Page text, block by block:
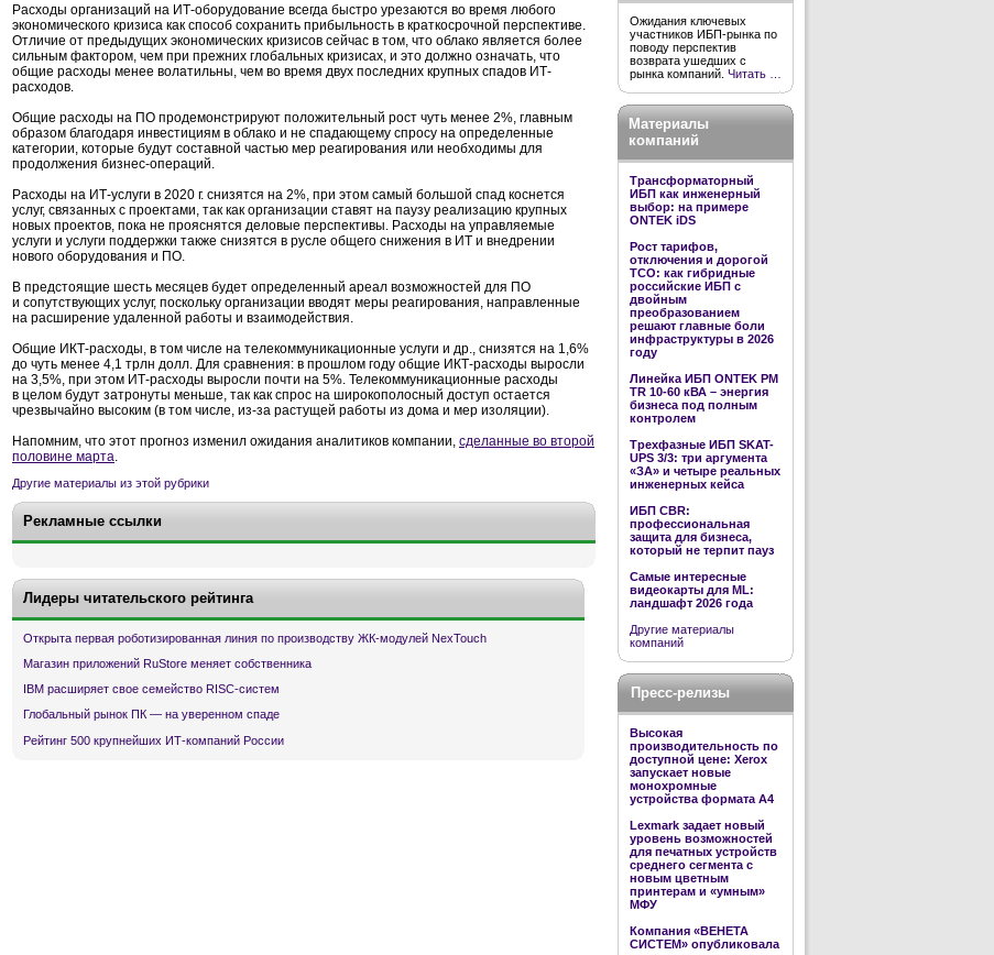
Расходы организаций на ИТ-оборудование всегда быстро урезаются во время любого
экономического кризиса как способ сохранить прибыльность в краткосрочной перспективе.
Отличие от предыдущих экономических кризисов сейчас в том, что облако является более
сильным фактором, чем при прежних глобальных кризисах, и это должно означать, что
общие расходы менее волатильны, чем во время двух последних крупных спадов ИТ-
расходов.
Общие расходы на ПО продемонстрируют положительный рост чуть менее 2%, главным
образом благодаря инвестициям в облако и не спадающему спросу на определенные
категории, которые будут составной частью мер реагирования или необходимы для
продолжения бизнес-операций.
Расходы на ИТ-услуги в 2020 г. снизятся на 2%, при этом самый большой спад коснется
услуг, связанных с проектами, так как организации ставят на паузу реализацию крупных
новых проектов, пока не прояснятся деловые перспективы. Расходы на управляемые
услуги и услуги поддержки также снизятся в русле общего снижения в ИТ и внедрении
нового оборудования и ПО.
В предстоящие шесть месяцев будет определенный ареал возможностей для ПО
и сопутствующих услуг, поскольку организации вводят меры реагирования, направленные
на расширение удаленной работы и взаимодействия.
Общие ИКТ-расходы, в том числе на телекоммуникационные услуги и др., снизятся на 1,6%
до чуть менее 4,1 трлн долл. Для сравнения: в прошлом году общие ИКТ-расходы выросли
на 3,5%, при этом ИТ-расходы выросли почти на 5%. Телекоммуникационные расходы
в целом будут затронуты меньше, так как спрос на широкополосный доступ остается
чрезвычайно высоким (в том числе, из-за растущей работы из дома и мер изоляции).
Напомним, что этот прогноз изменил ожидания аналитиков компании, сделанные во второй
половине марта
Другие материалы из этой рубрики
Рекламные ссылки
Лидеры читательского рейтинга
Открыта первая роботизированная линия по производству ЖК-модулей NexTouch
Магазин приложений RuStore меняет собственника
IBM расширяет свое семейство RISC-систем
Глобальный рынок ПК — на уверенном спаде
Рейтинг 500 крупнейших ИТ-компаний России
Ожидания ключевых
участников ИБП-рынка по
поводу перспектив
возврата ушедших с
рынка компаний. Читать …
Материалы
компаний
Трансформаторный
ИБП как инженерный
выбор: на примере
ONTEK iDS
Рост тарифов,
отключения и дорогой
TCO: как гибридные
российские ИБП с
двойным
преобразованием
решают главные боли
инфраструктуры в 2026
году
Линейка ИБП ONTEK PM
TR 10-60 кВА – энергия
бизнеса под полным
контролем
Трехфазные ИБП SKAT-
UPS 3/3: три аргумента
«ЗА» и четыре реальных
инженерных кейса
ИБП CBR:
профессиональная
защита для бизнеса,
который не терпит пауз
Самые интересные
видеокарты для ML:
ландшафт 2026 года
Другие материалы
компаний
Пресс-релизы
Высокая
производительность по
доступной цене: Xerox
запускает новые
монохромные
устройства формата А4
Lexmark задает новый
уровень возможностей
для печатных устройств
среднего сегмента с
новым цветным
принтерам и «умным»
МФУ
Компания «ВЕНЕТА
СИСТЕМ» опубликовала